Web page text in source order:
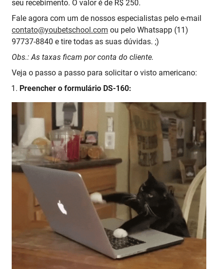
seu recebimento. O valor é de R$ 250.
Fale agora com um de nossos especialistas pelo e-mail
contato@youbetschool.com ou pelo Whatsapp (11)
97737-8840 e tire todas as suas dúvidas. ;)
Obs.: As taxas ficam por conta do cliente.
Veja o passo a passo para solicitar o visto americano:
Preencher o formulário DS-160: